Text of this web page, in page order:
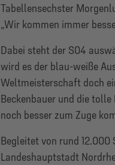
Tabellensechster
„Wir kommen immer
Dabei steht der S04
wird es der blau-weiße
Weltmeisterschaft doch
Beckenbauer und die
noch besser zum Zuge
Begleitet von rund
Landeshauptstadt